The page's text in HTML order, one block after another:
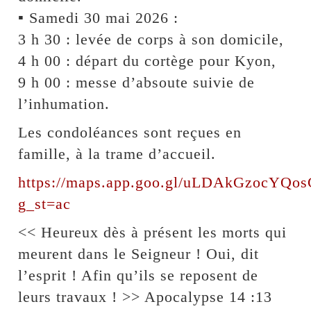
▪︎ Samedi 30 mai 2026 :
3 h 30 : levée de corps à son domicile,
4 h 00 : départ du cortège pour Kyon,
9 h 00 : messe d’absoute suivie de
l’inhumation.
Les condoléances sont reçues en
famille, à la trame d’accueil.
https://maps.app.goo.gl/
g_st=ac
<< Heureux dès à présent les morts qui
meurent dans le Seigneur ! Oui, dit
l’esprit ! Afin qu’ils se reposent de
leurs travaux ! >> Apocalypse 14 :13